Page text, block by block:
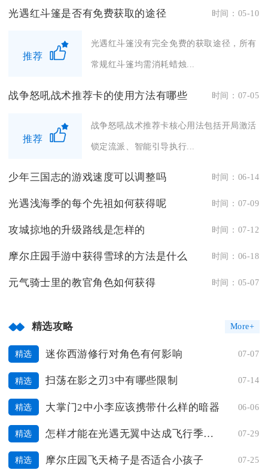
光遇红斗篷是否有免费获取的途径 时间：05-10
推荐
光遇红斗篷没有完全免费的获取途径，所有
常规红斗篷均需消耗蜡烛...
战争怒吼战术推荐卡的使用方法有哪些 时间：07-05
推荐
战争怒吼战术推荐卡核心用法包括开局激活
锁定流派、智能引导执行...
少年三国志的游戏速度可以调整吗 时间：06-14
光遇浅海季的每个先祖如何获得呢 时间：07-09
攻城掠地的升级路线是怎样的 时间：07-12
摩尔庄园手游中获得雪球的方法是什么 时间：06-18
元气骑士里的教官角色如何获得 时间：05-07
精选攻略 More+
精选 迷你西游修行对角色有何影响 07-07
精选 扫荡在影之刃3中有哪些限制 07-14
精选 大掌门2中小李应该携带什么样的暗器 06-06
精选 怎样才能在光遇无翼中达成飞行季任务 07-29
精选 摩尔庄园飞天椅子是否适合小孩子 07-25